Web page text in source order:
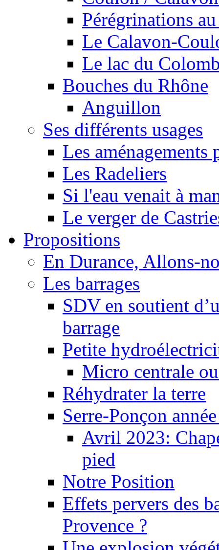
Pérégrinations
Le Calavon-
Le lac du
Bouches du Rhône
Anguillon
Ses différents usages
Les
Les Radeliers
Si l'eau venait à
Le verger de
Propositions
En Durance, Allons-
Les barrages
SDV en soutient
barrage
Petite
Micro centrale
Réhydrater la terre
Serre-Ponçon
Avril 2023:
pied
Notre Position
Effets pervers des
Provence ?